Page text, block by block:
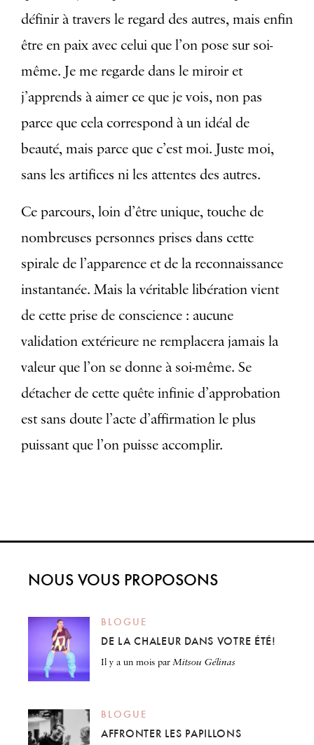
définir à travers le regard des autres, mais enfin
être en paix avec celui que l’on pose sur soi-
même. Je me regarde dans le miroir et
j’apprends à aimer ce que je vois, non pas
parce que cela correspond à un idéal de
beauté, mais parce que c’est moi. Juste moi,
sans les artifices ni les attentes des autres.
Ce parcours, loin d’être unique, touche de
nombreuses personnes prises dans cette
spirale de l’apparence et de la reconnaissance
instantanée. Mais la véritable libération vient
de cette prise de conscience : aucune
validation extérieure ne remplacera jamais la
valeur que l’on se donne à soi-même. Se
détacher de cette quête infinie d’approbation
est sans doute l’acte d’affirmation le plus
puissant que l’on puisse accomplir.
NOUS VOUS PROPOSONS
BLOGUE
DE LA CHALEUR DANS VOTRE ÉTÉ!
il y a un mois parMitsou Gélinas
BLOGUE
AFFRONTER LES PAPILLONS